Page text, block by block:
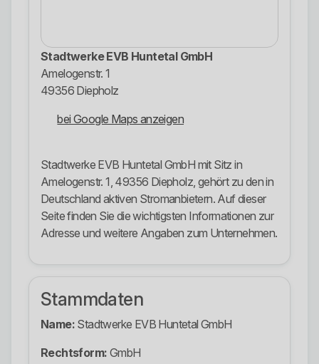
Stadtwerke EVB Huntetal GmbH
Amelogenstr. 1
49356 Diepholz
bei Google Maps anzeigen
Stadtwerke EVB Huntetal GmbH mit Sitz in
Amelogenstr. 1, 49356 Diepholz, gehört zu den in
Deutschland aktiven Stromanbietern. Auf dieser
Seite finden Sie die wichtigsten Informationen zur
Adresse und weitere Angaben zum Unternehmen.
Stammdaten
Name: Stadtwerke EVB Huntetal GmbH
Rechtsform: GmbH